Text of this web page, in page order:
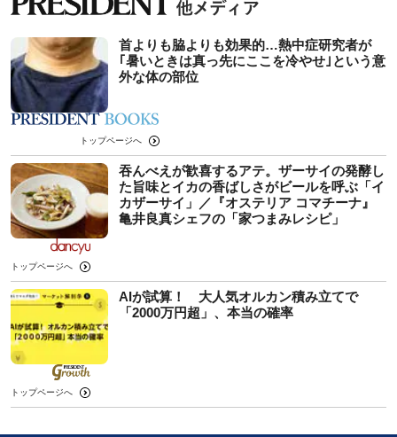
首よりも脇よりも効果的…熱中症研究者が
｢暑いときは真っ先にここを冷やせ｣という意
外な体の部位
トップページへ
吞んべえが歓喜するアテ。ザーサイの発酵し
た旨味とイカの香ばしさがビールを呼ぶ「イ
カザーサイ」／『オステリア コマチーナ』
⻲井良真シェフの「家つまみレシピ」
トップページへ
AIが試算！ 大人気オルカン積み立てで
「2000万円超」、本当の確率
トップページへ